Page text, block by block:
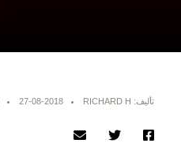
تأليف: RICHARD H 27-08-2018